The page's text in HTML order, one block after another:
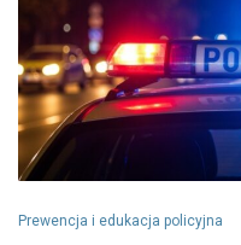
Prewencja i edukacja policyjna